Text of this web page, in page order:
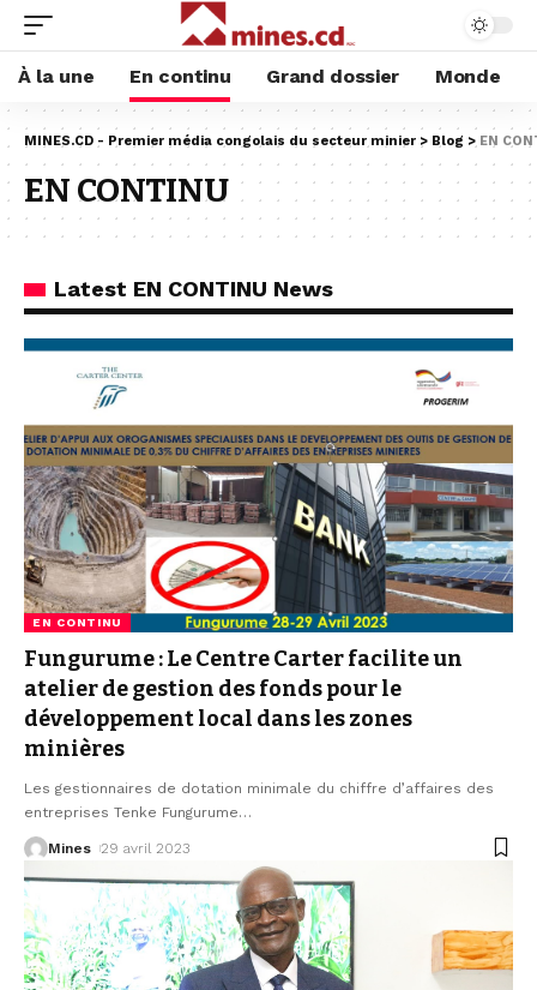
À la une En continu Grand dossier Monde
MINES.CD - Premier média congolais du secteur minier > Blog > EN
EN CONTINU
Latest EN CONTINU News
EN CONTINU
Fungurume : Le Centre Carter facilite un
atelier de gestion des fonds pour le
développement local dans les zones
minières
Les gestionnaires de dotation minimale du chiffre d’affaires des
entreprises Tenke Fungurume…
Mines 29 avril 2023